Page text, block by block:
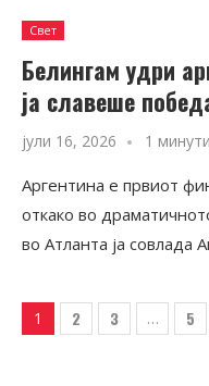
Свет
Белингам удри
ја славеше
јули 16, 2026 1
Аргентина е првиот
откако во
во Атланта ја совлада
1 2 3 … 5